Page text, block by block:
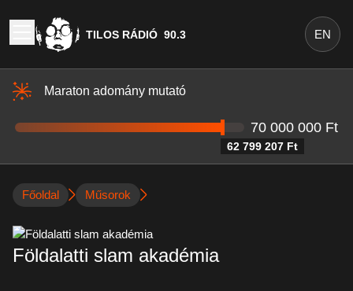
TILOS RÁDIÓ 90.3 EN
Maraton adomány mutató
62 799 207 Ft
70 000 000 Ft
Főoldal Műsorok
Földalatti slam akadémia